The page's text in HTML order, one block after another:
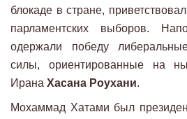
блокаде в стране, приветствовал
парламентских выборов.
одержали победу
силы, ориентированные на
Ирана Хасана Роухани.
Мохаммад Хатами был